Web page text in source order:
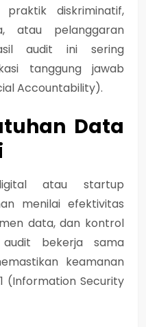
diskriminatif,
atau pelanggaran
audit ini sering
tanggung jawab
Accountability).
Data
atau startup
menilai efektivitas
data, dan kontrol
bekerja sama
keamanan
(Information Security